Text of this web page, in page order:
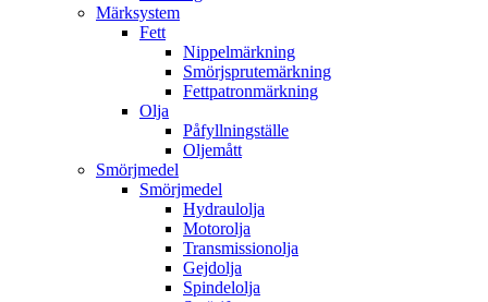
Märksystem
Fett
Nippelmärkning
Smörjsprutemärkning
Fettpatronmärkning
Olja
Påfyllningställe
Oljemått
Smörjmedel
Smörjmedel
Hydraulolja
Motorolja
Transmissionolja
Gejdolja
Spindelolja